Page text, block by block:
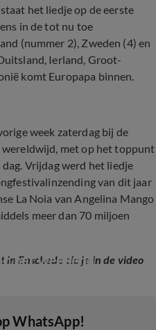
het liedje op de eerste
in de tot nu toe
(nummer 2), Zweden (4) en
Ierland, Groot-
komt Europapa binnen.
zich uit over Joost
week zaterdag bij de
met op het toppunt
Vrijdag werd het liedje
van dit jaar
La Noia van Angelina Mango
meer dan 70 miljoen
Enschede zie je in de video
het weekend
WhatsApp!